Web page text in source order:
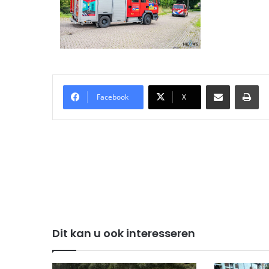
Facebook X
Delen via Email
Dit kan u ook interesseren